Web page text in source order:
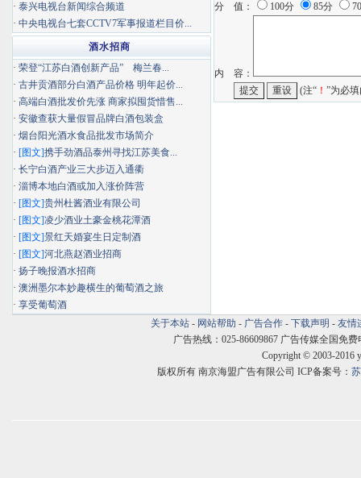
分 值：
100分 85分
内 容：
(注“ ！ ”为必
· 泰兴电视台新闻综合频道
· 中央电视台七套CCTV7军事报道栏目价...
酒水招商
· 荣登“江苏白酒创新产品” 梅兰春...
· 古井贡酒部分白酒产品价格 明年起价...
· 高端白酒批发价先涨 商家拟囤货惜售...
· 安徽查获大量假冒品牌白酒包装盒
· 烟台阳光酒水食品批发市场简介
· [图文]携手劲酒品泰州寻找江苏美食...
· 长宁白酒产业三大步迈入通衢
· 淄博本地白酒或加入涨价阵营
· [图文]贵州杜酱酒业有限公司
· [图文]凌少酒业土豪金桃花潭酒
· [图文]景红天婚宴生日定制酒
· [图文]河北燕赵酒业招商
· 扬子晚报酒水招商
· 澳洲墨尔本妙趣横生的葡萄酒之旅
· 享受葡萄酒
关于本站 - 网站帮助 - 广告合作 - 下载声明 - 友情
广告热线：025-86609867 广告传媒全国免费
Copyright © 2003-2016
版权所有 南京海盟广告有限公司 ICP备案号：